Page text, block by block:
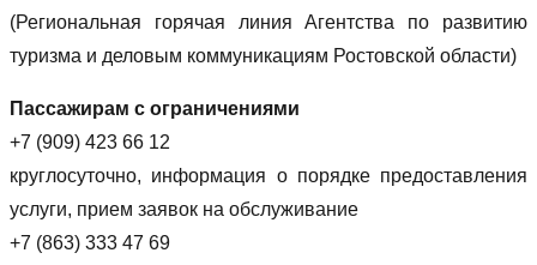
(Региональная горячая линия Агентства по развитию
туризма и деловым коммуникациям Ростовской области)
Пассажирам с ограничениями
+7 (909) 423 66 12
круглосуточно, информация о порядке предоставления
услуги, прием заявок на обслуживание
+7 (863) 333 47 69